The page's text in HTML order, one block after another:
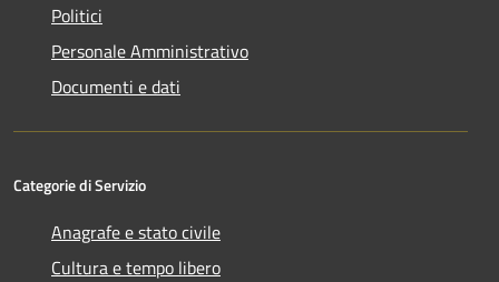
Politici
Personale Amministrativo
Documenti e dati
Categorie di Servizio
Anagrafe e stato civile
Cultura e tempo libero